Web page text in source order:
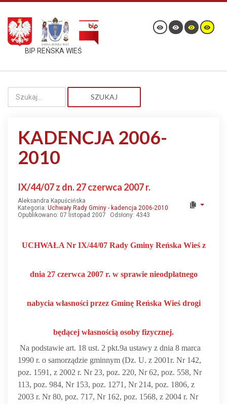
BIP REŃSKA WIEŚ
SZUKAJ
KADENCJA 2006-
2010
IX/44/07 z dn. 27 czerwca 2007 r.
Aleksandra Kapuścińska
Kategoria: Uchwały Rady Gminy - kadencja 2006-2010
Opublikowano: 07 listopad 2007
Odsłony: 4343
UCHWAŁA Nr IX/44/07 Rady Gminy Reńska Wieś z
dnia 27 czerwca 2007 r. w sprawie nieodpłatnego
nabycia własności przez Gminę Reńska Wieś drogi
będącej własnością osoby fizycznej.
Na podstawie art. 18 ust. 2 pkt.9a ustawy z dnia 8 marca
1990 r. o samorządzie gminnym (Dz. U. z 2001r. Nr 142,
poz. 1591, z 2002 r. Nr 23, poz. 220, Nr 62, poz. 558, Nr
113, poz. 984, Nr 153, poz. 1271, Nr 214, poz. 1806, z
2003 r. Nr 80, poz. 717, Nr 162, poz. 1568, z 2004 r. Nr